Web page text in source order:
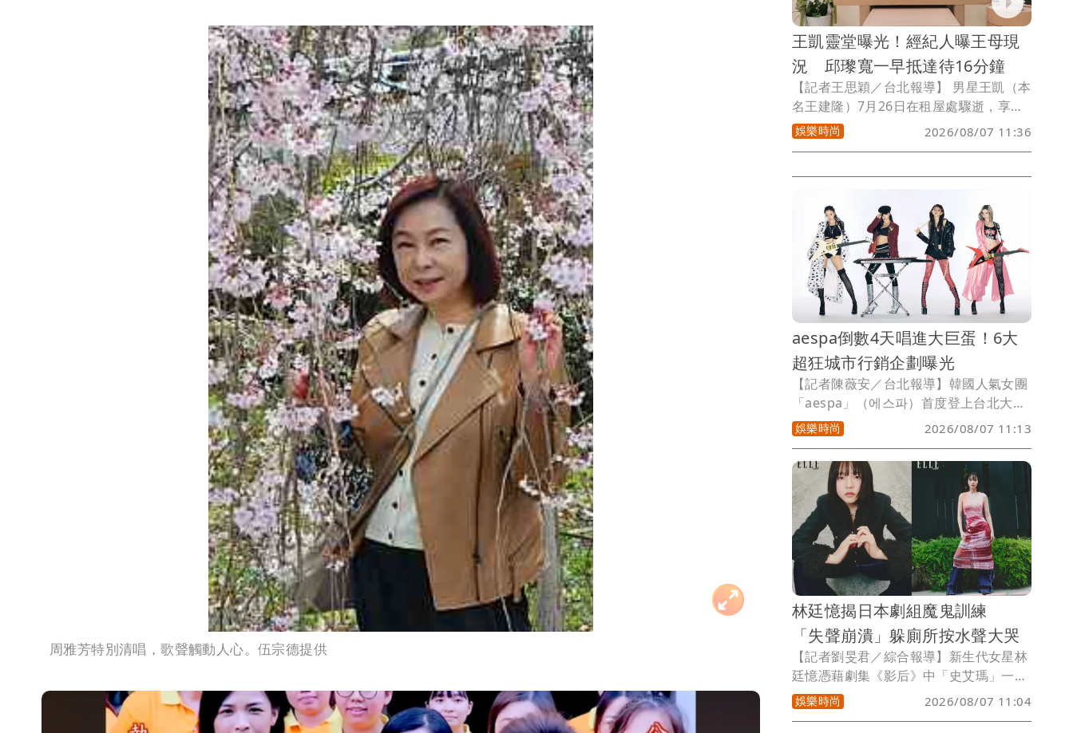
周雅芳特別清唱，歌聲觸動人心。伍宗德提供
王凱靈堂曝光！經紀人曝王母現
況 邱瓈寬一早抵達待16分鐘
【記者王思穎／台北報導】 男星王凱（本
名王建隆）7月26日在租屋處驟逝，享年
43歲。今（7日）起靈堂連3天開放供親友
弔唁。邱瓈寬（寬姐）首先出現靈堂打
堂，待了16分鐘，便快速離開，寬姐預計
連三天都會來，外傳寬姐是王凱乾媽，但
遭否認，寬姐特助Jeff今說：「她就是我
們的大姐。」王凱靈堂內部也曝光。
娛樂時尚 2026/08/07 11:36
aespa倒數4天唱進大巨蛋！6大
超狂城市行銷企劃曝光
【記者陳薇安／台北報導】韓國人氣女團
「aespa」（에스파）首度登上台北大巨
蛋，8月11日帶來世界巡演「- SYNK :
COMPLæXITY -」，也是繼i-dle、TWICE
後，第3組攻蛋的韓國女團。為了迎接女
神降臨，主辦單位Live Nation Taiwan今
公開城市行銷企劃 「MY 台北 in SYNK」
6大亮點，全球率先獨家推出「台北限定
官方巡迴周邊」，讓整個台北都變成
「aespa宇宙」。
娛樂時尚 2026/08/07 11:13
林廷憶揭日本劇組魔鬼訓練
「失聲崩潰」躲廁所按水聲大哭
【記者劉旻君／綜合報導】新生代女星林
廷憶憑藉劇集《影后》中「史艾瑪」一角
爆紅，她隨後也將演藝觸角延伸至日本，
在NHK旗艦劇《火星女王》中飾演熱愛音
娛樂時尚 2026/08/07 11:04